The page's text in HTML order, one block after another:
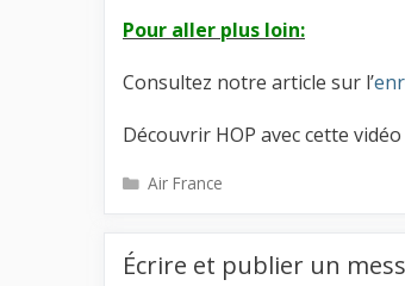
Pour aller plus loin:
Consultez notre article sur l’
Découvrir HOP avec cette
Catégories
Air France
Écrire et publier un